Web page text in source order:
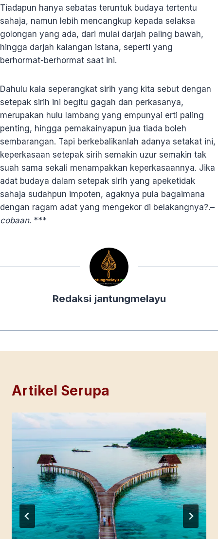
Tiadapun hanya sebatas teruntuk budaya tertentu
sahaja, namun lebih mencangkup kepada selaksa
golongan yang ada, dari mulai darjah paling bawah,
hingga darjah kalangan istana, seperti yang
berhormat-berhormat saat ini.
Dahulu kala seperangkat sirih yang kita sebut dengan
setepak sirih ini begitu gagah dan perkasanya,
merupakan hulu lambang yang empunyai erti paling
penting, hingga pemakainyapun jua tiada boleh
sembarangan. Tapi berkebalikanlah adanya setakat ini,
keperkasaan setepak sirih semakin uzur semakin tak
suah sama sekali menampakkan keperkasaannya. Jika
adat budaya dalam setepak sirih yang apeketidak
sahaja sudahpun impoten, agaknya pula bagaimana
dengan ragam adat yang mengekor di belakangnya?.–
cobaan. ***
Redaksi jantungmelayu
Artikel Serupa